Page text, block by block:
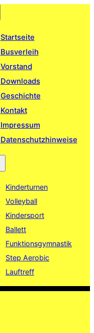
Startseite
Busverleih
Vorstand
Downloads
Geschichte
Kontakt
Impressum
Datenschutzhinweise
Kinderturnen
Volleyball
Kindersport
Ballett
Funktionsgymnastik
Step Aerobic
Lauftreff